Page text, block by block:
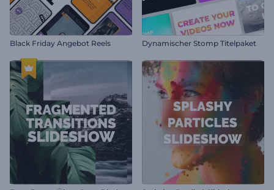
Black Friday Angebot Reels Dynamischer Stomp Titelpaket